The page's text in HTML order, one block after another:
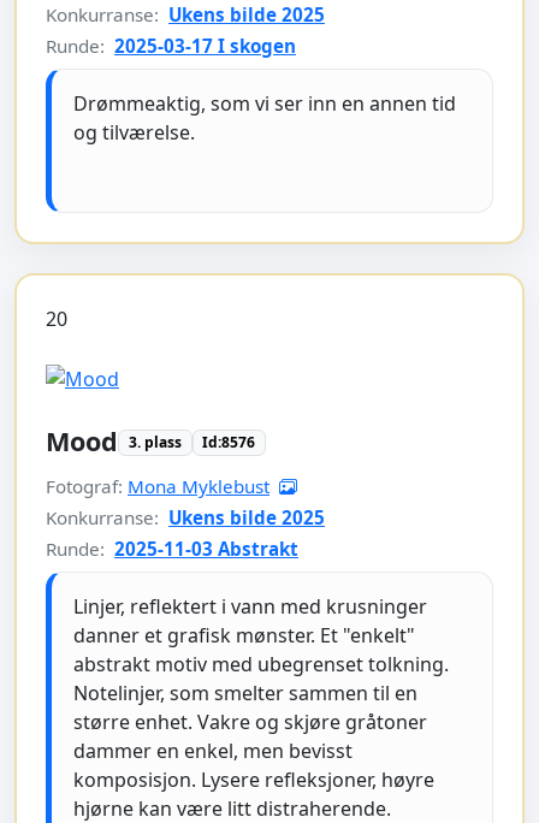
Konkurranse: Ukens bilde 2025
Runde: 2025-03-17 I skogen
Drømmeaktig, som vi ser inn en annen tid
og tilværelse.
20
Mood 3. plass Id:8576
Fotograf: Mona Myklebust
Konkurranse: Ukens bilde 2025
Runde: 2025-11-03 Abstrakt
Linjer, reflektert i vann med krusninger
danner et grafisk mønster. Et "enkelt"
abstrakt motiv med ubegrenset tolkning.
Notelinjer, som smelter sammen til en
større enhet. Vakre og skjøre gråtoner
dammer en enkel, men bevisst
komposisjon. Lysere refleksjoner, høyre
hjørne kan være litt distraherende.